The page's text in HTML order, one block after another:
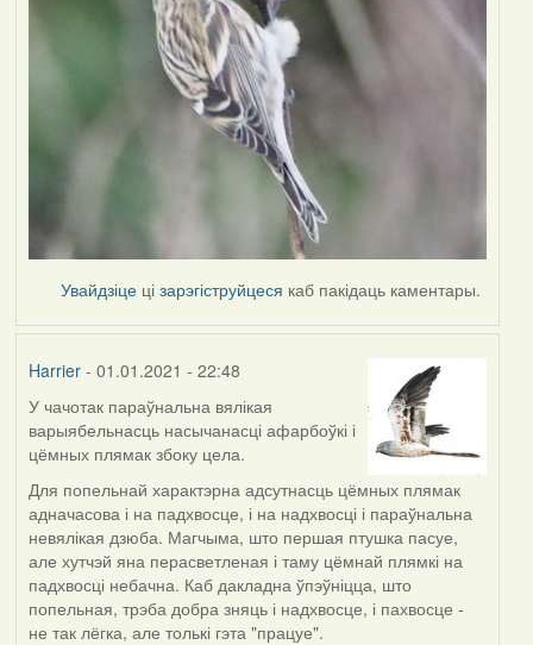
Увайдзіце цізарэгіструйцеся каб пакідаць каментары.
Harrier- 01.01.2021 - 22:48
In
reply
to
by
Lighty
У чачотак параўнальна вялікая
варыябельнасць насычанасці афарбоўкі і
цёмных плямак збоку цела.
Для попельнай характэрна адсутнасць цёмных плямак
адначасова і на падхвосце, і на надхвосці і параўнальна
невялікая дзюба. Магчыма, што першая птушка пасуе,
але хутчэй яна перасветленая і таму цёмнай плямкі на
падхвосці небачна. Каб дакладна ўпэўніцца, што
попельная, трэба добра зняць і надхвосце, і пахвосце -
не так лёгка, але толькі гэта "працуе".